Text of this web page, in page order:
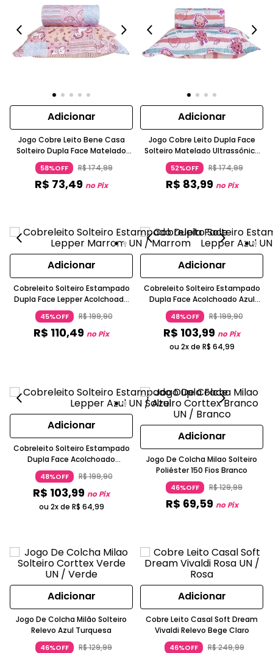
Adicionar
Jogo Cobre Leito Bene Casa
Solteiro Dupla Face Matelado
Ultrassônico Lilás
58%OFF R$174,99
R$ 73,49 no Pix
Adicionar
Jogo Cobre Leito Dupla Face
Solteiro Matelado Ultrassônico
Lilás Bene Casa
52%OFF R$174,99
R$ 83,99 no Pix
Adicionar
Cobreleito Solteiro Estampado
Dupla Face Lepper Acolchoado
Losangos Bege
45%OFF R$199,90
R$ 110,49 no Pix
Adicionar
Cobreleito Solteiro Estampado
Dupla Face Acolchoado Azul
Claro Lepper
48%OFF R$199,90
R$ 103,99 no Pix
ou 2x de R$ 64,99
Adicionar
Cobreleito Solteiro Estampado
Dupla Face Acolchoado
Losangos Azul Lepper
48%OFF R$199,90
R$ 103,99 no Pix
ou 2x de R$ 64,99
Adicionar
Jogo De Colcha Milao Solteiro
Poliéster 150 Fios Branco
46%OFF R$129,99
R$ 69,59 no Pix
Adicionar
Jogo De Colcha Milão Solteiro
Relevo Azul Turquesa
46%OFF R$129,99
Adicionar
Cobre Leito Casal Soft Dream
Vivaldi Relevo Bege Claro
46%OFF R$249,99